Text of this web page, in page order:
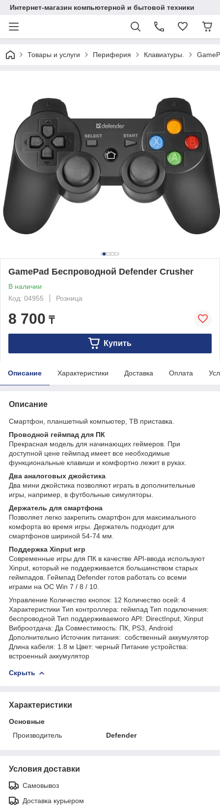
Интернет-магазин компьютерной и бытовой техники
Товары и услуги Периферия Клавиатуры.
GamePad Беспроводной Defender Crusher
В наличии
Код: 04955
Розница
8 700 ₸
Купить
Описание Характеристики Доставка Оплата
Описание
Смартфон, планшетный компьютер, ТВ приставка.
Проводной геймпад для ПК
Прекрасная модель для начинающих геймеров. При
доступной цене геймпад имеет все необходимые
функциональные клавиши и комфортно лежит в руках.
Два аналоговых джойстика
Два мини джойстика позволяют играть в дополнительные
игры, например, в футбольные симуляторы.
Держатель для смартфона
Позволяет легко закрепить смартфон для максимального
комфорта во время игры. Держатель подходит для
смартфонов шириной 54-74 мм.
Поддержка Xinput игр
Современные игры для ПК в качестве API-ввода используют
Xinput, который не поддерживается большинством старых
геймпадов. Геймпад Defender готов работать со всеми
играми на ОС Win 7 / 8 / 10.
Управление Количество кнопок: 12 Количество осей: 4
Характеристики Тип контроллера: геймпад Тип подключения:
беспроводной Тип поддерживаемого API: DirectInput, Xinput
Виброотдача: Да Совместимость: ПК, PS3, Android
Дополнительно Источник питания: собственный аккумулятор
Длина кабеля: 1.8 м Цвет: черный Питание устройства:
встроенный аккумулятор
Скрыть
Характеристики
Основные
Производитель
Defender
Условия доставки
Самовывоз
Доставка курьером